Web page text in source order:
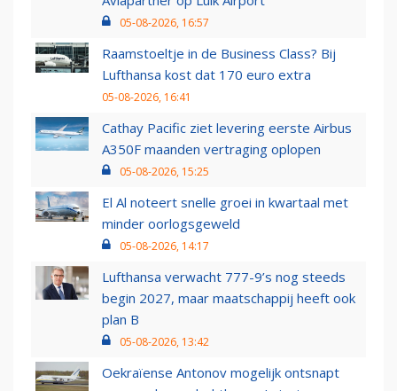
05-08-2026, 16:57
Raamstoeltje in de Business Class? Bij
Lufthansa kost dat 170 euro extra
05-08-2026, 16:41
Cathay Pacific ziet levering eerste Airbus
A350F maanden vertraging oplopen
05-08-2026, 15:25
El Al noteert snelle groei in kwartaal met
minder oorlogsgeweld
05-08-2026, 14:17
Lufthansa verwacht 777-9’s nog steeds
begin 2027, maar maatschappij heeft ook
plan B
05-08-2026, 13:42
Oekraïense Antonov mogelijk ontsnapt